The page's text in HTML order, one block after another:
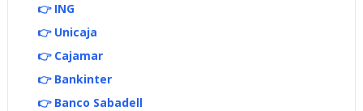
👉 ING
👉 Unicaja
👉 Cajamar
👉 Bankinter
👉 Banco Sabadell